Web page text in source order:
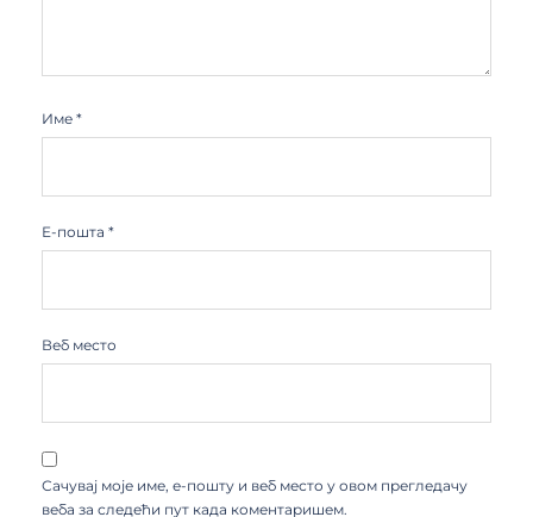
Име *
Е-пошта *
Веб место
Сачувај моје име, е-пошту и веб место у овом прегледачу
веба за следећи пут када коментаришем.